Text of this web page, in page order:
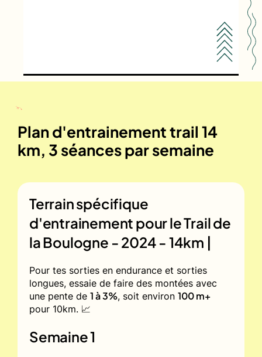
Plan d'entrainement trail 14
km, 3 séances par semaine
Terrain spécifique
d'entrainement pour leTrail de
la Boulogne - 2024 - 14km |
Pour tes sorties en endurance et sorties
longues, essaie de faire des montées avec
une pente de 1 à 3%, soit environ 100 m+
pour 10km. 📈
Semaine 1